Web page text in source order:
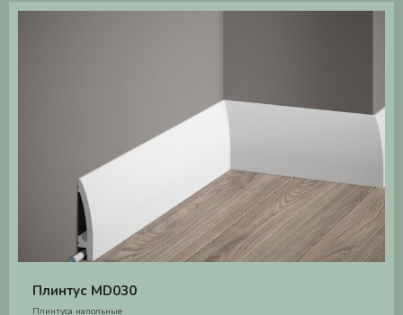
Плинтус MD030
Плинтуса напольные